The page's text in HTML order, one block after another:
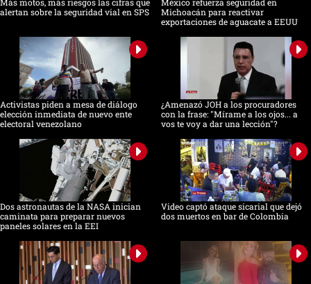
Más motos, más riesgos las cifras que
alertan sobre la seguridad vial en SPS
México refuerza seguridad en
Michoacán para reactivar
exportaciones de aguacate a EEUU
Activistas piden a mesa de diálogo
elección inmediata de nuevo ente
electoral venezolano
¿Amenazó JOH a los procuradores
con la frase: "Mírame a los ojos... a
vos te voy a dar una lección"?
Dos astronautas de la NASA inician
caminata para preparar nuevos
paneles solares en la EEI
Video captó ataque sicarial que dejó
dos muertos en bar de Colombia